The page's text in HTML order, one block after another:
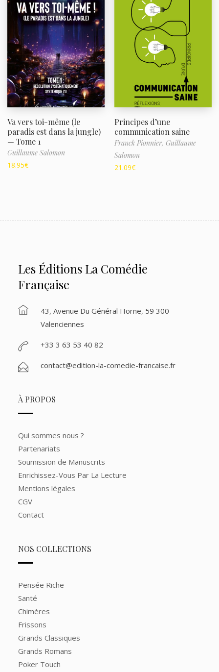
Va vers toi-même (le
paradis est dans la jungle)
— Tome 1
Guillaume Salomon
18.95€
Principes d’une
communication saine
Franck Pionnier, Guillaume
Salomon
21.09€
Les Éditions La Comédie
Française
43, Avenue Du Général Horne, 59 300
Valenciennes
+33 3 63 53 40 82
contact@edition-la-comedie-francaise.fr
À PROPOS
Qui sommes nous ?
Partenariats
Soumission de Manuscrits
Enrichissez-Vous Par La Lecture
Mentions légales
CGV
Contact
NOS COLLECTIONS
Pensée Riche
Santé
Chimères
Frissons
Grands Classiques
Grands Romans
Poker Touch